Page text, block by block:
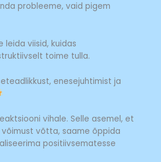
probleeme, vaid pigem
leida viisid, kuidas
toime tulla.
enesejuhtimist ja
vihale. Selle asemel, et
võtta, saame õppida
positiivsematesse